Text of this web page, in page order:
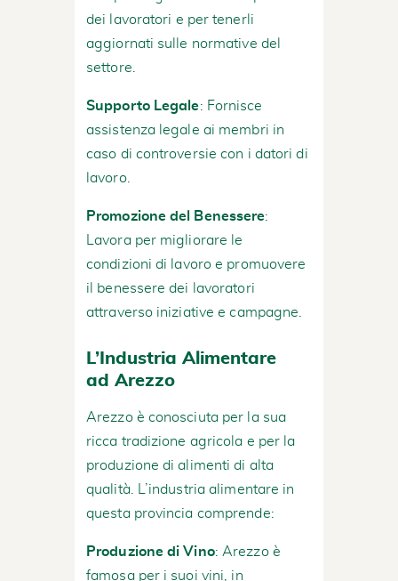
dei lavoratori e per tenerli
aggiornati sulle normative del
settore.
Supporto Legale: Fornisce
assistenza legale ai membri in
caso di controversie con i datori di
lavoro.
Promozione del Benessere:
Lavora per migliorare le
condizioni di lavoro e promuovere
il benessere dei lavoratori
attraverso iniziative e campagne.
L’Industria Alimentare
ad Arezzo
Arezzo è conosciuta per la sua
ricca tradizione agricola e per la
produzione di alimenti di alta
qualità. L’industria alimentare in
questa provincia comprende:
Produzione di Vino: Arezzo è
famosa per i suoi vini, in